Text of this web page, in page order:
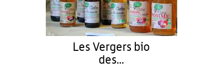
Les Vergers bio
des...